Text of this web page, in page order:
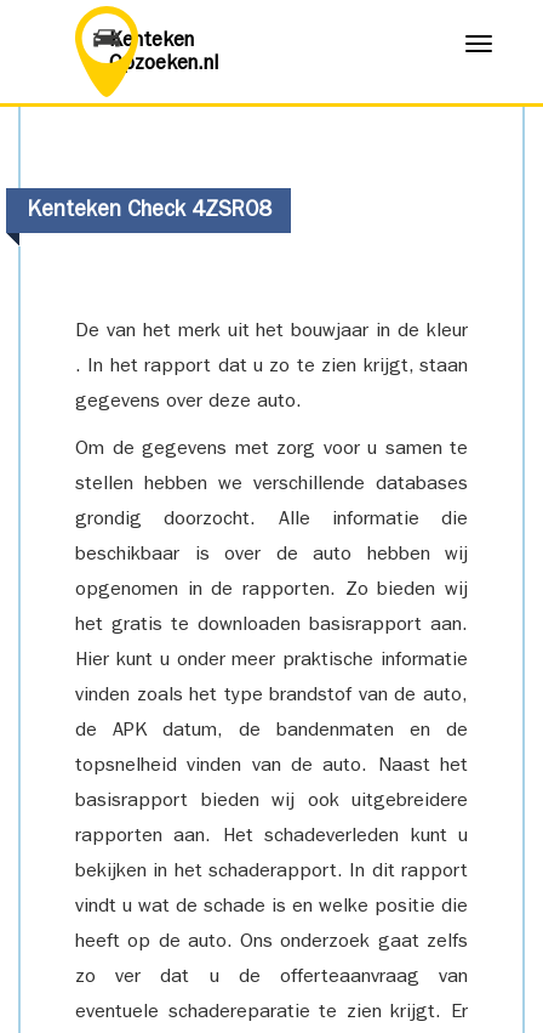
Kenteken
Opzoeken.nl
Menu
Kenteken Check 4ZSR08
De van het merk uit het bouwjaar in de kleur
. In het rapport dat u zo te zien krijgt, staan
gegevens over deze auto.
Om de gegevens met zorg voor u samen te
stellen hebben we verschillende databases
grondig doorzocht. Alle informatie die
beschikbaar is over de auto hebben wij
opgenomen in de rapporten. Zo bieden wij
het gratis te downloaden basisrapport aan.
Hier kunt u onder meer praktische informatie
vinden zoals het type brandstof van de auto,
de APK datum, de bandenmaten en de
topsnelheid vinden van de auto. Naast het
basisrapport bieden wij ook uitgebreidere
rapporten aan. Het schadeverleden kunt u
bekijken in het schaderapport. In dit rapport
vindt u wat de schade is en welke positie die
heeft op de auto. Ons onderzoek gaat zelfs
zo ver dat u de offerteaanvraag van
eventuele schadereparatie te zien krijgt. Er